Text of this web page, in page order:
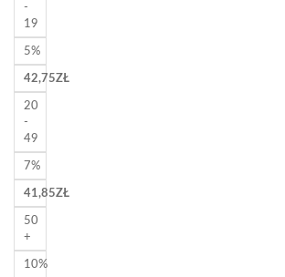
-
19
5%
42,75ZŁ
20
-
49
7%
41,85ZŁ
50
+
10%